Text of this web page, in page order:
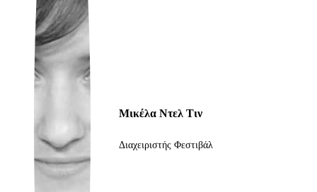
Ukrainian
Μικέλα Ντελ Τιν
Διαχειριστής Φεστιβάλ